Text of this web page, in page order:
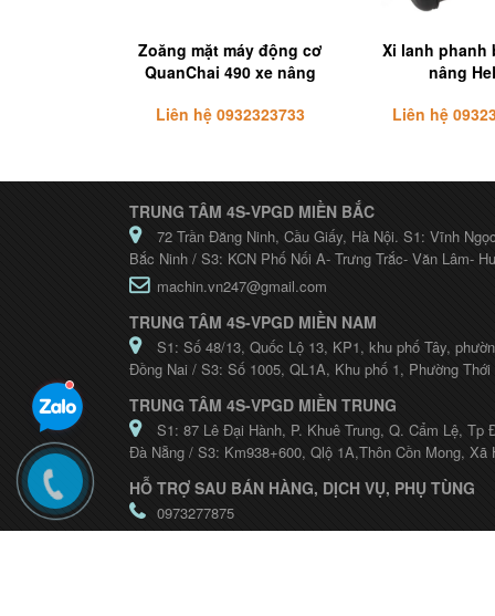
Zoăng mặt máy động cơ
QuanChai 490 xe nâng
Liên hệ 0932323733
Xi lanh phanh
nâng
Liên hệ
TRUNG TÂM 4S-VPGD MIỀN BẮC
72 Trần Đăng Ninh, Cầu Giấy, Hà Nội. S1: Vĩnh
Bắc Ninh / S3: KCN Phố Nối A- Trưng Trắc- Văn Lâm-
machin.vn247@gmail.com
TRUNG TÂM 4S-VPGD MIỀN NAM
S1: Số 48/13, Quốc Lộ 13, KP1, khu phố Tây,
Đồng Nai / S3: Số 1005, QL1A, Khu phố 1, Phường
TRUNG TÂM 4S-VPGD MIỀN TRUNG
S1: 87 Lê Đại Hành, P. Khuê Trung, Q. Cẩm Lệ,
Đà Nẵng / S3: Km938+600, Qlộ 1A,Thôn Cồn Mong,
HỖ TRỢ SAU BÁN HÀNG, DỊCH VỤ, PHỤ TÙNG
0973277875